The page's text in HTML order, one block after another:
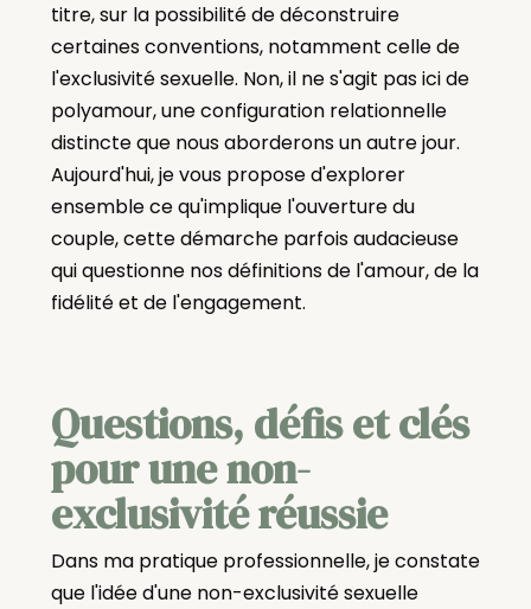
titre, sur la possibilité de déconstruire
certaines conventions, notamment celle de
l'exclusivité sexuelle. Non, il ne s'agit pas ici de
polyamour, une configuration relationnelle
distincte que nous aborderons un autre jour.
Aujourd'hui, je vous propose d'explorer
ensemble ce qu'implique l'ouverture du
couple, cette démarche parfois audacieuse
qui questionne nos définitions de l'amour, de la
fidélité et de l'engagement.
Questions, défis et clés
pour une non-
exclusivité réussie
Dans ma pratique professionnelle, je constate
que l'idée d'une non-exclusivité sexuelle